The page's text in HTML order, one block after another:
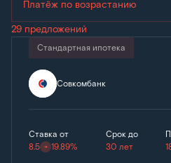
Платёж по возрастанию
29 предложений
Стандартная ипотека
Совкомбанк
Ставка от
8.5
19.89%
Срок до
30 лет